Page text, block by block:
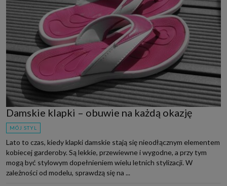
Damskie klapki – obuwie na każdą okazję
MÓJ STYL
Lato to czas, kiedy klapki damskie stają się nieodłącznym elementem
kobiecej garderoby. Są lekkie, przewiewne i wygodne, a przy tym
mogą być stylowym dopełnieniem wielu letnich stylizacji. W
zależności od modelu, sprawdzą się na ...